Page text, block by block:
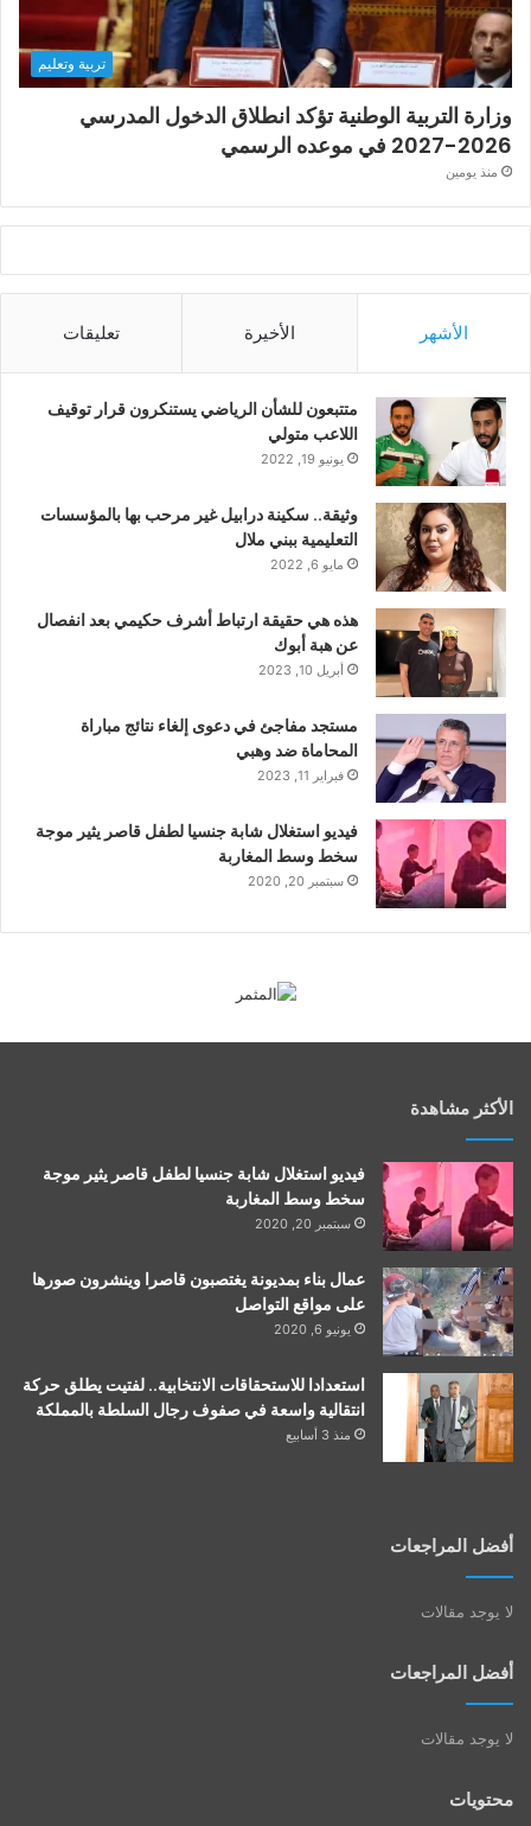
تربية وتعليم
وزارة التربية الوطنية تؤكد انطلاق الدخول المدرسي
2026-2027 في موعده الرسمي
منذ يومين
الأشهر الأخيرة تعليقات
متتبعون للشأن الرياضي يستنكرون قرار توقيف
اللاعب متولي
يونيو 19, 2022
وثيقة.. سكينة درابيل غير مرحب بها بالمؤسسات
التعليمية ببني ملال
مايو 6, 2022
هذه هي حقيقة ارتباط أشرف حكيمي بعد انفصال
عن هبة أبوك
أبريل 10, 2023
مستجد مفاجئ في دعوى إلغاء نتائج مباراة
المحاماة ضد وهبي
فبراير 11, 2023
فيديو استغلال شابة جنسيا لطفل قاصر يثير موجة
سخط وسط المغاربة
سبتمبر 20, 2020
الأكثر مشاهدة
فيديو استغلال شابة جنسيا لطفل قاصر يثير موجة
سخط وسط المغاربة
سبتمبر 20, 2020
عمال بناء بمديونة يغتصبون قاصرا وينشرون صورها
على مواقع التواصل
يونيو 6, 2020
استعدادا للاستحقاقات الانتخابية.. لفتيت يطلق حركة
انتقالية واسعة في صفوف رجال السلطة بالمملكة
منذ 3 أسابيع
أفضل المراجعات
لا يوجد مقالات
أفضل المراجعات
لا يوجد مقالات
محتويات